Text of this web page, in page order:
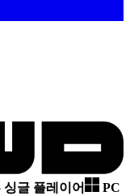
싱글 플레이어
PC